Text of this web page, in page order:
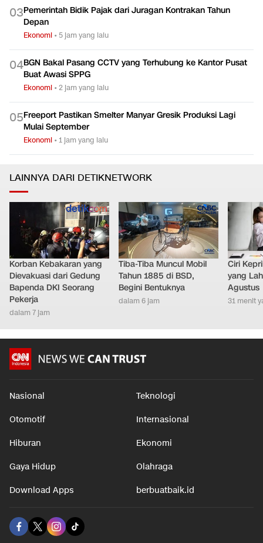
03Pemerintah Bidik Pajak dari Juragan Kontrakan Tahun
Depan
Ekonomi • 5 jam yang lalu
04BGN Bakal Pasang CCTV yang Terhubung ke Kantor Pusat
Buat Awasi SPPG
Ekonomi •2 jam yang lalu
05Freeport Pastikan Smelter Manyar Gresik Produksi Lagi
Mulai September
Ekonomi •1 jam yang lalu
LAINNYA DARI DETIKNETWORK
Korban Kebakaran yang
Dievakuasi dari Gedung
Bapenda DKI Seorang
Pekerja
dalam 7 jam
Tiba-Tiba Muncul Mobil
Tahun 1885 di BSD,
Begini Bentuknya
dalam 6 jam
Ciri
yang
Agustus
31 menit
Nasional Teknologi
Otomotif Internasional
Hiburan Ekonomi
Gaya Hidup Olahraga
Download Apps berbuatbaik.id